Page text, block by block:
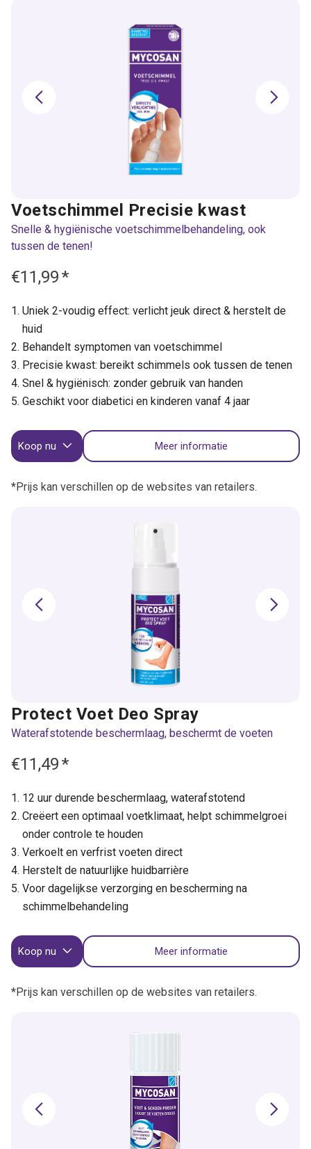
Voetschimmel Precisie kwast
Snelle & hygiënische voetschimmelbehandeling, ook
tussen de tenen!
€11,99*
Uniek 2-voudig effect: verlicht jeuk direct & herstelt de
huid
Behandelt symptomen van voetschimmel
Precisie kwast: bereikt schimmels ook tussen de tenen
Snel & hygiënisch: zonder gebruik van handen
Geschikt voor diabetici en kinderen vanaf 4 jaar
Koop nu Meer informatie
*Prijs kan verschillen op de websites van retailers.
Protect Voet Deo Spray
Waterafstotende beschermlaag, beschermt de voeten
€11,49*
12 uur durende beschermlaag, waterafstotend
Creëert een optimaal voetklimaat, helpt schimmelgroei
onder controle te houden
Verkoelt en verfrist voeten direct
Herstelt de natuurlijke huidbarrière
Voor dagelijkse verzorging en bescherming na
schimmelbehandeling
Koop nu Meer informatie
*Prijs kan verschillen op de websites van retailers.